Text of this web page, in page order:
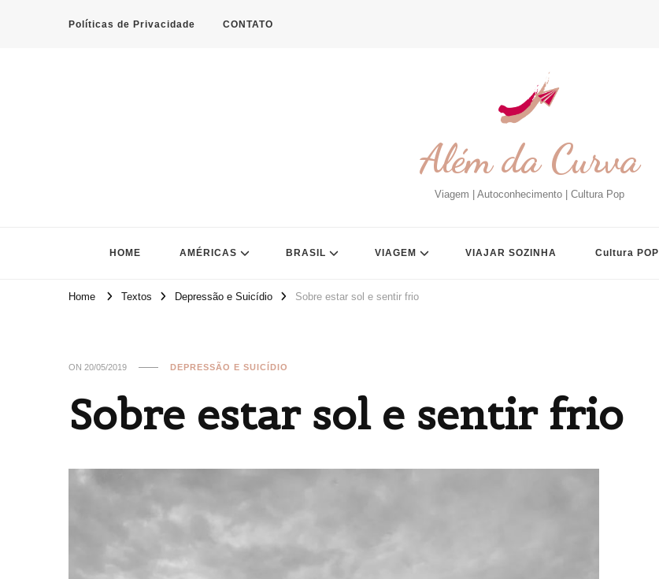
Políticas de Privacidade CONTATO
Além da Curva
Viagem | Autoconhecimento | Cultura Pop
HOME AMÉRICAS BRASIL VIAGEM VIAJAR SOZINHA Cultura POP
Home Textos Depressão e Suicídio Sobre estar sol e sentir frio
ON 20/05/2019 DEPRESSÃO E SUICÍDIO
Sobre estar sol e sentir frio